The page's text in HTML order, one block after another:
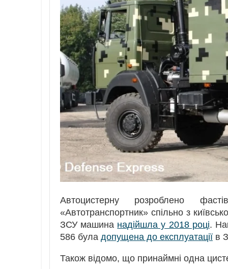
Автоцистерну розроблено
«Автотранспортник» спільно з
ЗСУ машина надійшла у 2018 році.
586 була допущена до експлуатації в
Також відомо, що принаймні одна